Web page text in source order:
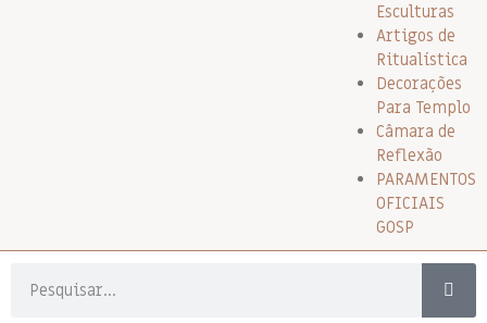
Esculturas
Artigos de
Ritualística
Decorações
Para Templo
Câmara de
Reflexão
PARAMENTOS
OFICIAIS
GOSP